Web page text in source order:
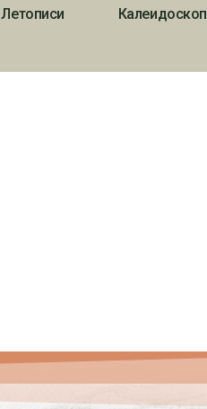
Летописи
Калеидоскоп